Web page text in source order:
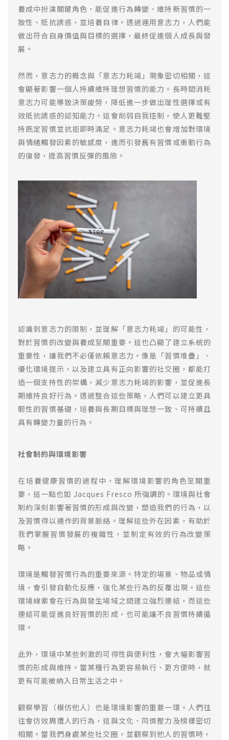
養成中扮演關鍵角色，能促進行為轉變、維持新習慣的一
致性、抵抗誘惑，並培養自律。透過運用意志力，人們能
做出符合自身價值與目標的選擇，最終促進個人成長與發
展。
然而，意志力的概念與「意志力耗竭」現象密切相關，這
會顯著影響一個人持續維持理想習慣的能力。長時間消耗
意志力可能導致決策疲勞，降低進一步做出理性選擇或有
效抵抗誘惑的認知能力。這會削弱自我控制，使人更難堅
持既定習慣並抗拒即時滿足。意志力耗竭也會增加對環境
與情緒觸發因素的敏感度，進而引發舊有習慣或衝動行為
的復發，提高習慣反彈的風險。
認識到意志力的限制，並理解「意志力耗竭」的可能性，
對於習慣的改變與養成至關重要。這也凸顯了建立系統的
重要性，讓我們不必僅依賴意志力。像是「習慣堆疊」、
優化環境提示，以及建立具有正向影響的社交圈，都能打
造一個支持性的架構，減少意志力耗竭的影響，並促進長
期維持良好行為。透過整合這些策略，人們可以建立更具
韌性的習慣基礎，培養與長期目標與理想一致、可持續且
具有轉變力量的行為。
社會制約與環境影響
在培養健康習慣的過程中，理解環境影響的角色至關重
要，這一點也如 Jacques Fresco 所強調的。環境與社會
制約深刻影響著習慣的形成與改變，塑造我們的行為，以
及習慣得以運作的背景脈絡。理解這些外在因素，有助於
我們掌握習慣發展的複雜性，並制定有效的行為改變策
略。
環境是觸發習慣行為的重要來源。特定的場景、物品或情
境，會引發自動化反應，強化某些行為的反覆出現。這些
環境線索會在行為與發生場域之間建立強烈連結，而這些
連結可能促進良好習慣的形成，也可能讓不良習慣持續循
環。
此外，環境中某些刺激的可得性與便利性，會大幅影響習
慣的形成與維持。當某種行為更容易執行、更方便時，就
更有可能被納入日常生活之中。
觀察學習（模仿他人）也是環境影響的重要一環。人們往
往會仿效周遭人的行為，這與文化、同儕壓力及榜樣密切
相關。當我們身處某些社交圈，並觀察到他人的習慣時，